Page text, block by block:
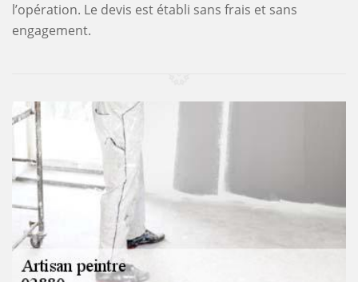
l’opération. Le devis est établi sans frais et sans
engagement.